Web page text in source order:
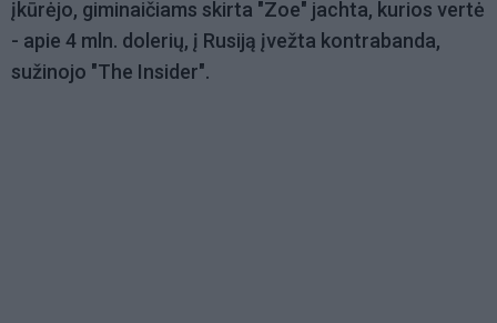
įkūrėjo, giminaičiams skirta "Zoe" jachta, kurios vertė
- apie 4 mln. dolerių, į Rusiją įvežta kontrabanda,
sužinojo "The Insider".